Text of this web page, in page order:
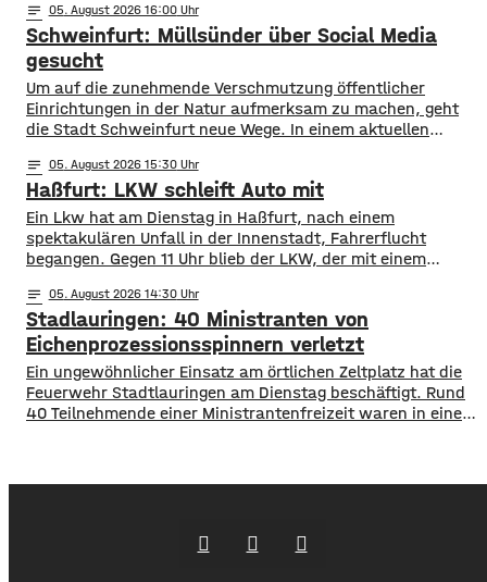
Landratsamt am Mittwochnachmittag veröffentlicht.
Hintergrund ist das der Schwerlastverkehr aufgrund der
kurzfristigen Sperrung der Nassachbrücke in Haßfurt
deutlich zugenommen hat. Durch die Begrenzung der
Höchstgeschwindigkeit soll das über 50 Jahre
notes 05. August 2026 16:00
Schweinfurt: Müllsünder über Social Media
gesucht
Um auf die zunehmende Verschmutzung öffentlicher
Einrichtungen in der Natur aufmerksam zu machen, geht
die Stadt Schweinfurt neue Wege. In einem aktuellen
Bildern die Verschmutzung am Haardthäußchen im
Stadtwald und ruft die Verursacher zum Aufräumen auf.
Gleichzeitig werden Zeugen gesucht und darauf
hingewiesen, dass Bußgelder bis …
notes 05. August 2026 15:30
Haßfurt: LKW schleift Auto mit
Ein Lkw hat am Dienstag in Haßfurt, nach einem
spektakulären Unfall in der Innenstadt, Fahrerflucht
begangen. Gegen 11 Uhr blieb der LKW, der mit einem
hängen. Das Gespann schleifte das Auto mehrere Meter
mit und fuhr dann einfach davon. Der PKW wurde an der
Front massiv beschädigt, der
notes 05. August 2026 14:30
Stadlauringen: 40 Ministranten von
Eichenprozessionsspinnern verletzt
Ein ungewöhnlicher Einsatz am örtlichen Zeltplatz hat die
Feuerwehr Stadtlauringen am Dienstag beschäftigt. Rund
40 Teilnehmende einer Ministrantenfreizeit waren in einem
Eichenprozessionsspinner können schwere